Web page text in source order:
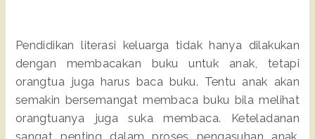
Pendidikan literasi keluarga tidak hanya dilakukan
dengan membacakan buku untuk anak, tetapi
orangtua juga harus baca buku. Tentu anak akan
semakin bersemangat membaca buku bila melihat
orangtuanya juga suka membaca. Keteladanan